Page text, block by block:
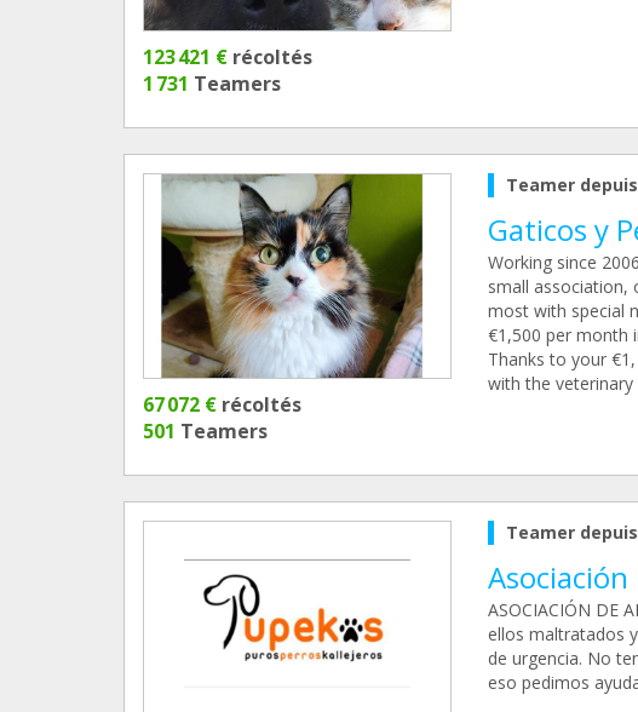
123 421 € récoltés
1 731 Teamers
67 072 € récoltés
501 Teamers
Teamer
Gaticos y
Working since
small association,
most with special
€1,500 per month
Thanks to your
with the veterinary
Teamer
Asociación
ASOCIACIÓN DE
ellos maltratados
de urgencia. No
eso pedimos